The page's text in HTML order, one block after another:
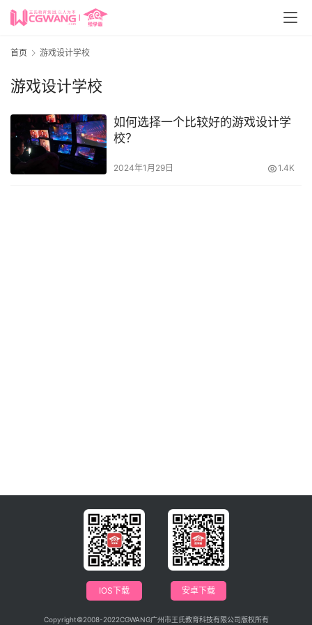
首页 游戏设计学校
游戏设计学校
如何选择一个比较好的游戏设计学
校？
2024年1月29日 1.4K
IOS下载 安卓下载
Copyright©2008-2022CGWANG广州市王氏教育科技有限公司版权所有